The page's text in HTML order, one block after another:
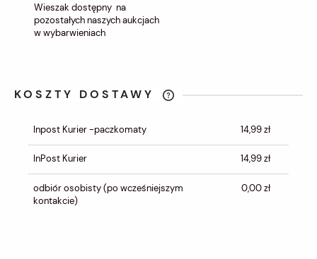
Wieszak dostępny na
pozostałych naszych aukcjach
w wybarwieniach
KOSZTY DOSTAWY
KOSZTÓW PŁATNOŚCI
Inpost Kurier -paczkomaty 14,99 zł
InPost Kurier 14,99 zł
odbiór osobisty(po wcześniejszym
kontakcie)
0,00 zł